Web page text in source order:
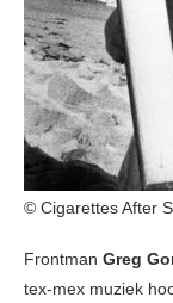
© Cigarettes After
Frontman Greg
tex-mex muziek